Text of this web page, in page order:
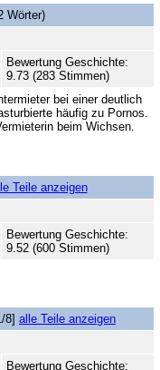
Wörter)
Bewertung Geschichte:
9.73 (283 Stimmen)
bei einer deutlich
häufig zu Pornos.
beim Wichsen.
Teile anzeigen
Bewertung Geschichte:
9.52 (600 Stimmen)
8] alle Teile anzeigen
Bewertung Geschichte: